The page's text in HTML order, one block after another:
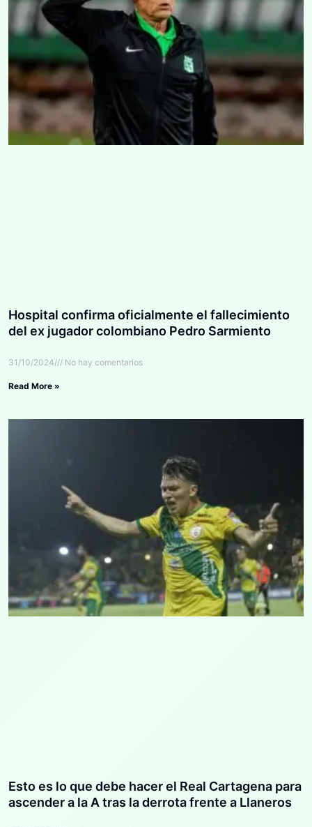
Hospital confirma oficialmente el fallecimiento
del ex jugador colombiano Pedro Sarmiento
31/10/2024 No hay comentarios
Read More »
Esto es lo que debe hacer el Real Cartagena para
ascender a la A tras la derrota frente a Llaneros